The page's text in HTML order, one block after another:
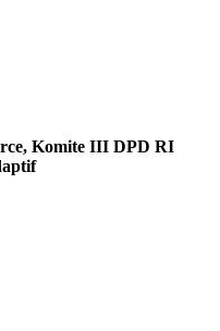
Komite III DPD RI